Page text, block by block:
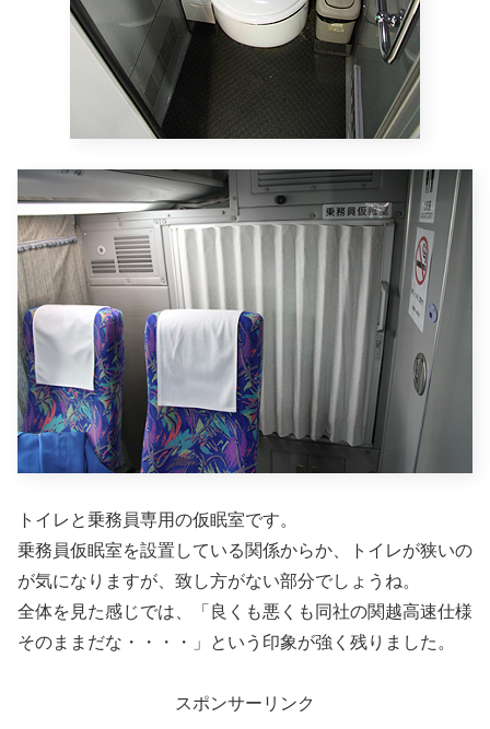
トイレと乗務員専用の仮眠室です。
乗務員仮眠室を設置している関係からか、トイレが狭いの
が気になりますが、致し方がない部分でしょうね。
全体を見た感じでは、「良くも悪くも同社の関越高速仕様
そのままだな・・・・」という印象が強く残りました。
スポンサーリンク